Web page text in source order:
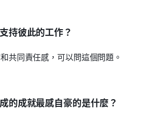
持彼此的工作？
共同責任感，可以問這個問題。
的成就最感自豪的是什麼？